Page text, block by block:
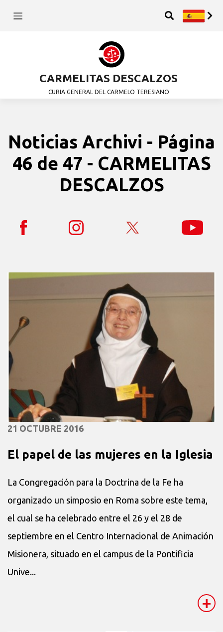
CARMELITAS DESCALZOS
CURIA GENERAL DEL CARMELO TERESIANO
Noticias Archivi - Página
46 de 47 - CARMELITAS
DESCALZOS
21 OCTUBRE 2016
El papel de las mujeres en la Iglesia
La Congregación para la Doctrina de la Fe ha
organizado un simposio en Roma sobre este tema,
el cual se ha celebrado entre el 26 y el 28 de
septiembre en el Centro Internacional de Animación
Misionera, situado en el campus de la Pontificia
Unive...
+